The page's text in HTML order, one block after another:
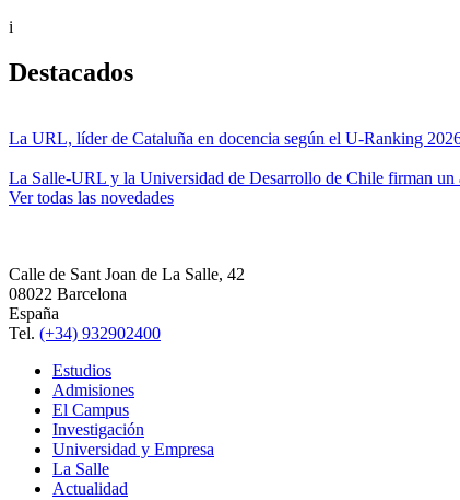
i
Destacados
La URL, líder de Cataluña en docencia según el U-Ranking
La Salle-URL y la Universidad de Desarrollo de Chile firman un
Ver todas las novedades
Calle de Sant Joan de La Salle, 42
08022 Barcelona
España
Tel. (+34) 932902400
Estudios
Admisiones
El Campus
Investigación
Universidad y Empresa
La Salle
Actualidad